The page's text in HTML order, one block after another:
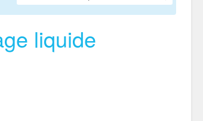
liquide